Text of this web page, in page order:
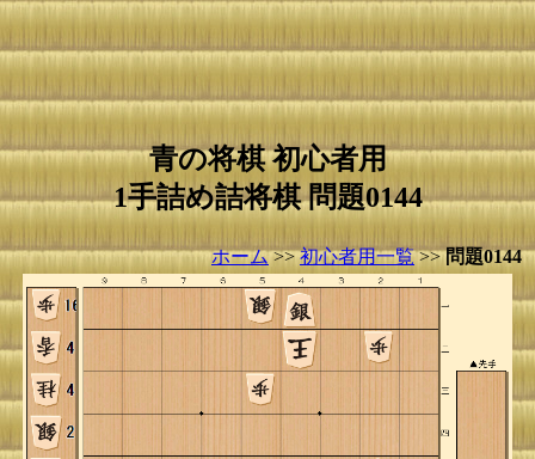
青の将棋 初心者用
1手詰め詰将棋 問題0144
ホーム>>初心者用一覧>>問題0144